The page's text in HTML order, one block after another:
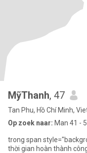
MỹThanh, 47
Tan Phu, Hồ Chí Minh,
Op zoek naar: Man 41 -
trong span
thời gian hoàn thành